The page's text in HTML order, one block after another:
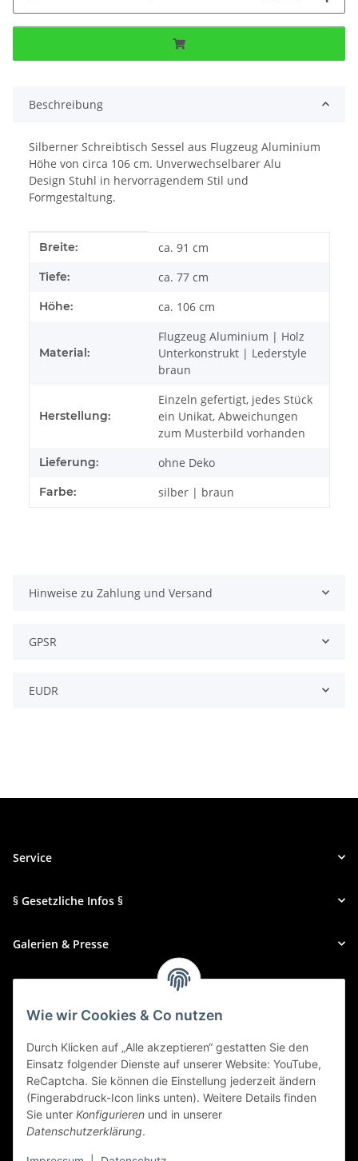
Wie wir Cookies & Co nutzen
Durch Klicken auf „Alle akzeptieren“ gestatten Sie den
Einsatz folgender Dienste auf unserer Website: YouTube,
ReCaptcha. Sie können die Einstellung jederzeit ändern
(Fingerabdruck-Icon links unten). Weitere Details finden
Sie unter Konfigurieren und in unserer
Datenschutzerklärung.
Beschreibung
Silberner Schreibtisch Sessel aus Flugzeug Aluminium
Höhe von circa 106 cm. Unverwechselbarer Alu
Design Stuhl in hervorragendem Stil und
Formgestaltung.
Produkteigenschaft
Wert
Breite: ca. 91 cm
Tiefe: ca. 77 cm
Höhe: ca. 106 cm
Material:
Flugzeug Aluminium | Holz
Unterkonstrukt | Lederstyle
braun
Herstellung:
Einzeln gefertigt, jedes Stück
ein Unikat, Abweichungen
zum Musterbild vorhanden
Lieferung: ohne Deko
Farbe: silber | braun
Hinweise zu Zahlung und Versand
GPSR
EUDR
Service
§ Gesetzliche Infos §
Galerien & Presse
Zahlungsmethoden